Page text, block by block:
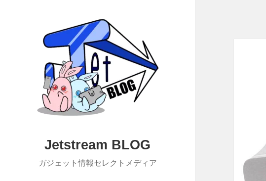
Jetstream BLOG
ガジェット情報セレクトメディア